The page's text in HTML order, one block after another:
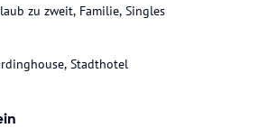
zu zweit, Familie, Singles
Stadthotel